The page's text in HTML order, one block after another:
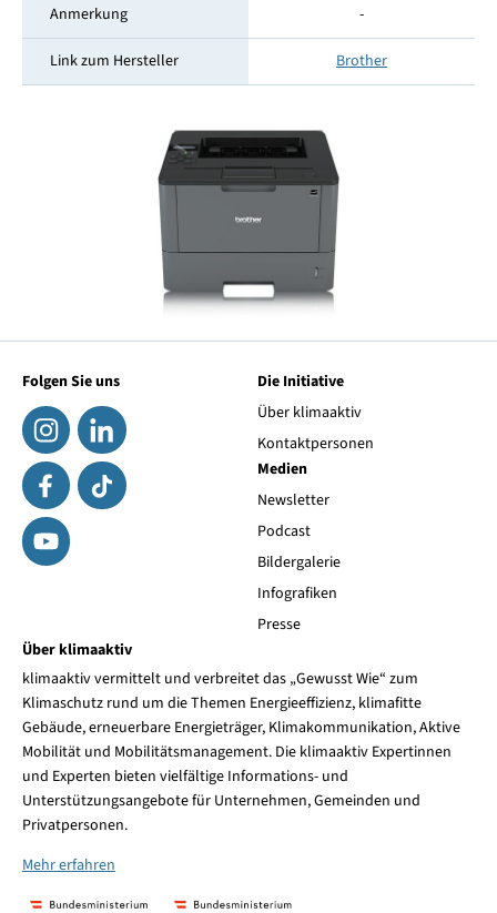
Anmerkung -
Link zum Hersteller Brother
Folgen Sie uns
Die Initiative
Über klimaaktiv
Kontaktpersonen
Medien
Newsletter
Podcast
Bildergalerie
Infografiken
Presse
Über klimaaktiv
klimaaktiv vermittelt und verbreitet das „Gewusst Wie“ zum
Klimaschutz rund um die Themen Energieeffizienz, klimafitte
Gebäude, erneuerbare Energieträger, Klimakommunikation, Aktive
Mobilität und Mobilitätsmanagement. Die klimaaktiv Expertinnen
und Experten bieten vielfältige Informations- und
Unterstützungsangebote für Unternehmen, Gemeinden und
Privatpersonen.
Mehr erfahren